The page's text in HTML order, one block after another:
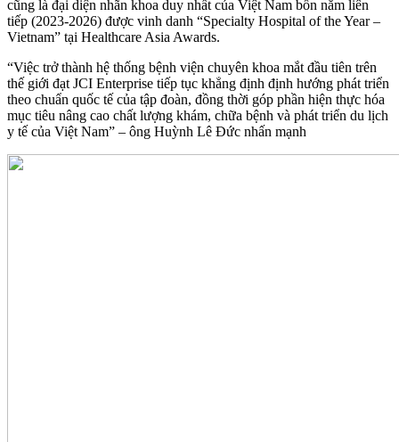
cũng là đại diện nhãn khoa duy nhất của Việt Nam bốn năm liên
tiếp (2023-2026) được vinh danh “Specialty Hospital of the Year –
Vietnam” tại Healthcare Asia Awards.
“Việc trở thành hệ thống bệnh viện chuyên khoa mắt đầu tiên trên
thế giới đạt JCI Enterprise tiếp tục khẳng định định hướng phát triển
theo chuẩn quốc tế của tập đoàn, đồng thời góp phần hiện thực hóa
mục tiêu nâng cao chất lượng khám, chữa bệnh và phát triển du lịch
y tế của Việt Nam” – ông Huỳnh Lê Đức nhấn mạnh